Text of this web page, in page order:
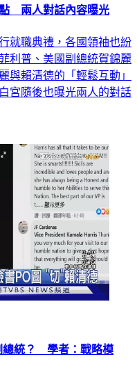
兩人對話內容曝光
就職典禮，各國領袖也紛
利普、美國副總統賀錦麗
與賴清德的「輕鬆互動」
宮隨後也曝光兩人的對話
總統？ 學者：戰略模